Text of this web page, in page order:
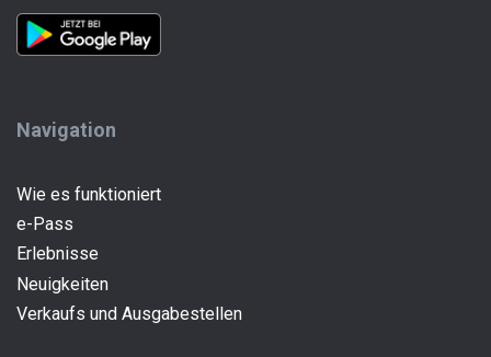
Navigation
Wie es funktioniert
e-Pass
Erlebnisse
Neuigkeiten
Verkaufs und Ausgabestellen